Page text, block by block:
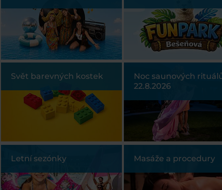
Svět barevných kostek
Noc saunových
22.8.2026
Letní sezónky Masáže a procedury